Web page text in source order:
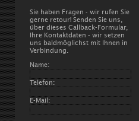
Sie haben Fragen - wir rufen Sie
gerne retour! Senden Sie uns,
über dieses Callback-Formular,
Ihre Kontaktdaten - wir setzen
uns baldmöglichst mit Ihnen in
Verbindung.
Name:
Telefon:
E-Mail: